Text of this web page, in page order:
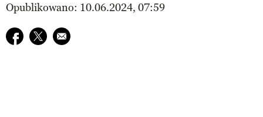
Opublikowano: 10.06.2024, 07:59
Udostępnij na facebook
Udostępnij na twitter
E-mail do przyjaciela